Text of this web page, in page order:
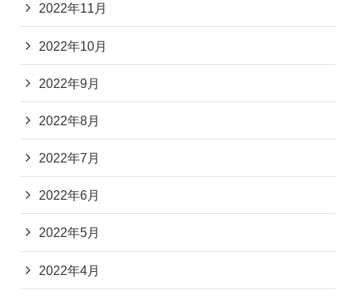
2022年11月
2022年10月
2022年9月
2022年8月
2022年7月
2022年6月
2022年5月
2022年4月